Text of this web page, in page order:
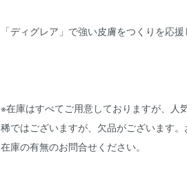
「ディグレア」で強い皮膚をつくりを
※在庫はすべてご用意しておりますが、人
稀ではございますが、欠品がございます
在庫の有無のお問合せください。